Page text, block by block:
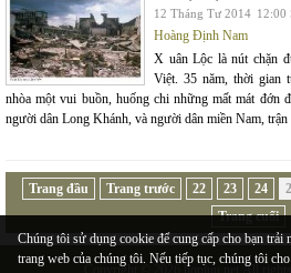
12 Tháng Tư 2014 12:00
Hoàng Định Nam
X uân Lộc là nút chặn
Việt. 35 năm, thời gian
nhòa một vui buồn, huống chi những mất mát đớn
người dân Long Khánh, và người dân miền Nam,
Trang đầu Trang trước 22 23 24
Trang cuối
Copyright © 2026 hopluu.net All
Chúng tôi sử dụng cookie để cung cấp cho bạn trải
trang web của chúng tôi. Nếu tiếp tục, chúng tôi